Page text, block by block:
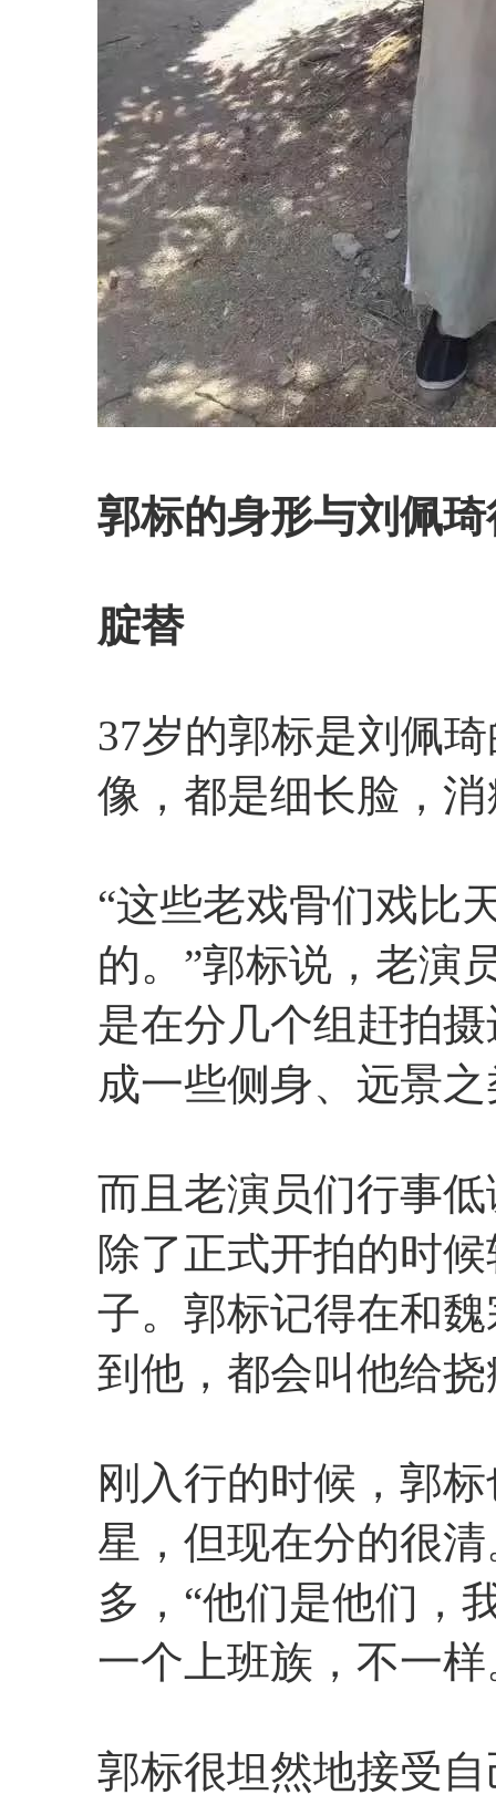
郭标的身形与刘佩
腚替
37岁的郭标是刘佩
像，都是细长脸，
“这些老戏骨们戏比
的。”郭标说，老演
是在分几个组赶拍
成一些侧身、远景
而且老演员们行事
除了正式开拍的时
子。郭标记得在和
到他，都会叫他给
刚入行的时候，郭
星，但现在分的很
多，“他们是他们，
一个上班族，不一样
郭标很坦然地接受